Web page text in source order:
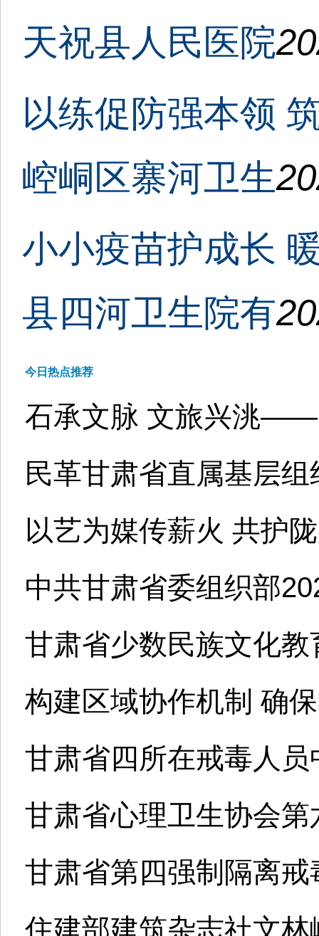
天祝县人民医院
以练促防强本领
崆峒区寨河卫生
小小疫苗护成长
县四河卫生院有
今日热点推荐
石承文脉 文旅兴洮
民革甘肃省直属基层
以艺为媒传薪火 共护
中共甘肃省委组织部
甘肃省少数民族文化
构建区域协作机制 确
甘肃省四所在戒毒人
甘肃省心理卫生协会
甘肃省第四强制隔离
住建部建筑杂志社文